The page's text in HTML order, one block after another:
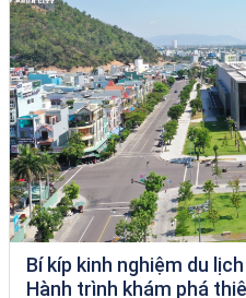
Bí kíp kinh nghiệm du
Hành trình khám phá